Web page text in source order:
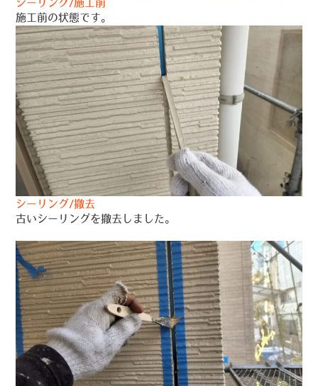
シーリング/施工前
施工前の状態です。
シーリング/撤去
古いシーリングを撤去しました。